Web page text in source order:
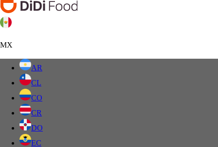
MX
AR
CL
CO
CR
DO
EC